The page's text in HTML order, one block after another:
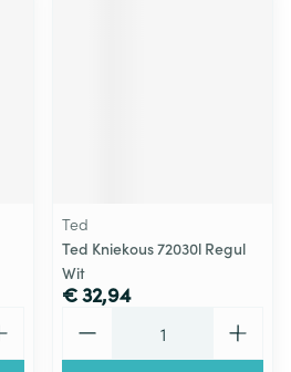
Ted
Ted Kniekous 72030l Regul
Wit
€ 32,94